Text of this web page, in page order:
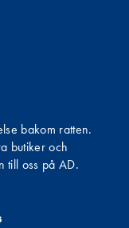
bakom ratten.
butiker och
till oss på AD.